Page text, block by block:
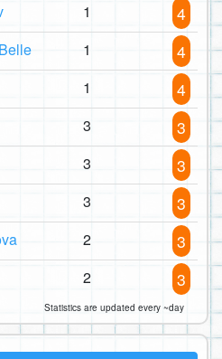
1 4
1 4
1 4
3 3
3 3
3 3
2 3
2 3
Statistics are updated every ~day